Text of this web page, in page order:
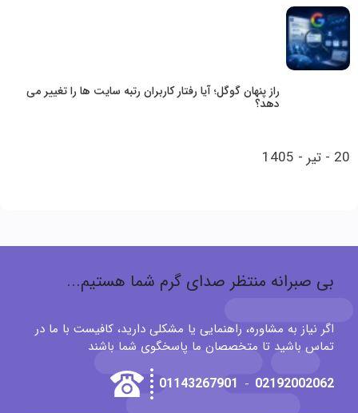
راز پنهان گوگل؛ آیا رفتار کاربران رتبه سایت‌ ها را تغییر می‌
دهد؟
20 - تیر - 1405
بی صبرانه منتظر صدای گرم شما هستیم...
اگر نیاز به مشاوره، راهنمایی یا مشکلی دارید، کافیست با ما در
تماس باشید تا متخصصان ما پاسخگوی شما باشند
02192002062
-
01143267901